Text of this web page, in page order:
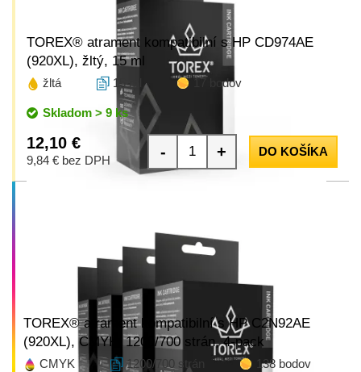
TOREX® atrament kompatibilní s HP CD974AE
(920XL), žltý, 15 ml
žltá 15 ml 17 bodov
Skladom > 9 ks
12,10 €
9,84 € bez DPH - + DO KOŠÍKA
TOREX® atrament kompatibilní s HP C2N92AE
(920XL), CMYK, 1200/700 strán, 4-pack
CMYK 1200/700 strán 138 bodov